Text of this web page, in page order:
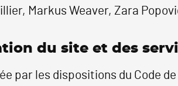
Markus Weaver, Zara
du site et des
par les dispositions du Code